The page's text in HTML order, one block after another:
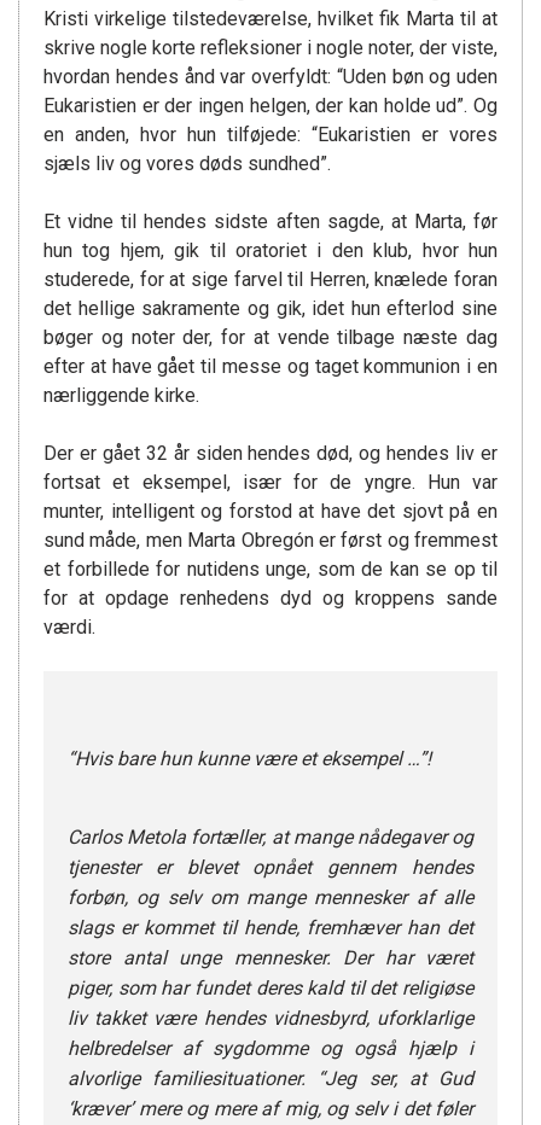
Kristi virkelige tilstedeværelse, hvilket fik Marta til at
skrive nogle korte refleksioner i nogle noter, der viste,
hvordan hendes ånd var overfyldt: “Uden bøn og uden
Eukaristien er der ingen helgen, der kan holde ud”. Og
en anden, hvor hun tilføjede: “Eukaristien er vores
sjæls liv og vores døds sundhed”.
Et vidne til hendes sidste aften sagde, at Marta, før
hun tog hjem, gik til oratoriet i den klub, hvor hun
studerede, for at sige farvel til Herren, knælede foran
det hellige sakramente og gik, idet hun efterlod sine
bøger og noter der, for at vende tilbage næste dag
efter at have gået til messe og taget kommunion i en
nærliggende kirke.
Der er gået 32 år siden hendes død, og hendes liv er
fortsat et eksempel, især for de yngre. Hun var
munter, intelligent og forstod at have det sjovt på en
sund måde, men Marta Obregón er først og fremmest
et forbillede for nutidens unge, som de kan se op til
for at opdage renhedens dyd og kroppens sande
værdi.
“Hvis bare hun kunne være et eksempel …”!
Carlos Metola fortæller, at mange nådegaver og
tjenester er blevet opnået gennem hendes
forbøn, og selv om mange mennesker af alle
slags er kommet til hende, fremhæver han det
store antal unge mennesker. Der har været
piger, som har fundet deres kald til det religiøse
liv takket være hendes vidnesbyrd, uforklarlige
helbredelser af sygdomme og også hjælp i
alvorlige familiesituationer. “Jeg ser, at Gud
‘kræver’ mere og mere af mig, og selv i det føler